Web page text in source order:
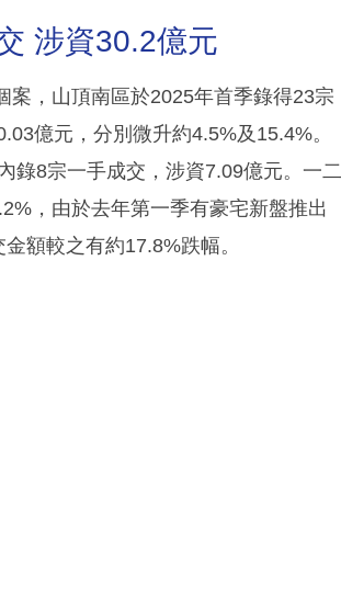
涉資30.2億元
，山頂南區於2025年首季錄得23宗
億元，分別微升約4.5%及15.4%。
錄8宗一手成交，涉資7.09億元。一二
，由於去年第一季有豪宅新盤推出
額較之有約17.8%跌幅。